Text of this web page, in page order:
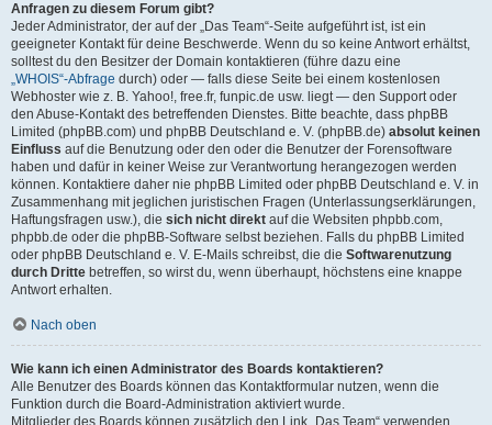
Anfragen zu diesem Forum gibt?
Jeder Administrator, der auf der „Das Team“-Seite aufgeführt ist, ist ein
geeigneter Kontakt für deine Beschwerde. Wenn du so keine Antwort erhältst,
solltest du den Besitzer der Domain kontaktieren (führe dazu eine
„WHOIS“-Abfrage durch) oder — falls diese Seite bei einem kostenlosen
Webhoster wie z. B. Yahoo!, free.fr, funpic.de usw. liegt — den Support oder
den Abuse-Kontakt des betreffenden Dienstes. Bitte beachte, dass phpBB
Limited (phpBB.com) und phpBB Deutschland e. V. (phpBB.de) absolut keinen
Einfluss auf die Benutzung oder den oder die Benutzer der Forensoftware
haben und dafür in keiner Weise zur Verantwortung herangezogen werden
können. Kontaktiere daher nie phpBB Limited oder phpBB Deutschland e. V. in
Zusammenhang mit jeglichen juristischen Fragen (Unterlassungserklärungen,
Haftungsfragen usw.), die sich nicht direkt auf die Websiten phpbb.com,
phpbb.de oder die phpBB-Software selbst beziehen. Falls du phpBB Limited
oder phpBB Deutschland e. V. E-Mails schreibst, die die Softwarenutzung
durch Dritte betreffen, so wirst du, wenn überhaupt, höchstens eine knappe
Antwort erhalten.
Nach oben
Wie kann ich einen Administrator des Boards kontaktieren?
Alle Benutzer des Boards können das Kontaktformular nutzen, wenn die
Funktion durch die Board-Administration aktiviert wurde.
Mitglieder des Boards können zusätzlich den Link „Das Team“ verwenden.